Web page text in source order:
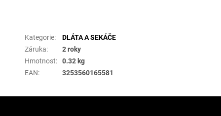
Kategorie:
DLÁTA A SEKÁČE
Záruka:
2 roky
Hmotnost:
0.32 kg
EAN: 3253560165581